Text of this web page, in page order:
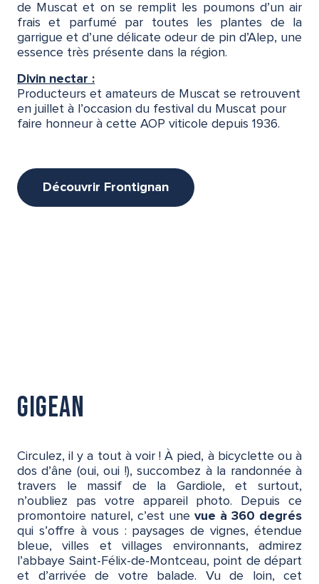
de Muscat et on se remplit les poumons d’un air
frais et parfumé par toutes les plantes de la
garrigue et d’une délicate odeur de pin d’Alep, une
essence très présente dans la région.
Divin nectar :
Producteurs et amateurs de Muscat se retrouvent
en juillet à l’occasion du festival du Muscat pour
faire honneur à cette AOP viticole depuis 1936.
Découvrir Frontignan
Gigean
Circulez, il y a tout à voir ! À pied, à bicyclette ou à
dos d’âne (oui, oui !), succombez à la randonnée à
travers le massif de la Gardiole, et surtout,
n’oubliez pas votre appareil photo. Depuis ce
promontoire naturel, c’est une vue à 360 degrés
qui s’offre à vous : paysages de vignes, étendue
bleue, villes et villages environnants, admirez
l’abbaye Saint-Félix-de-Montceau, point de départ
et d’arrivée de votre balade. Vu de loin, cet